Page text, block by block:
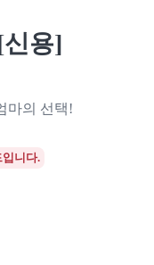
용]
마의 선택!
니다.